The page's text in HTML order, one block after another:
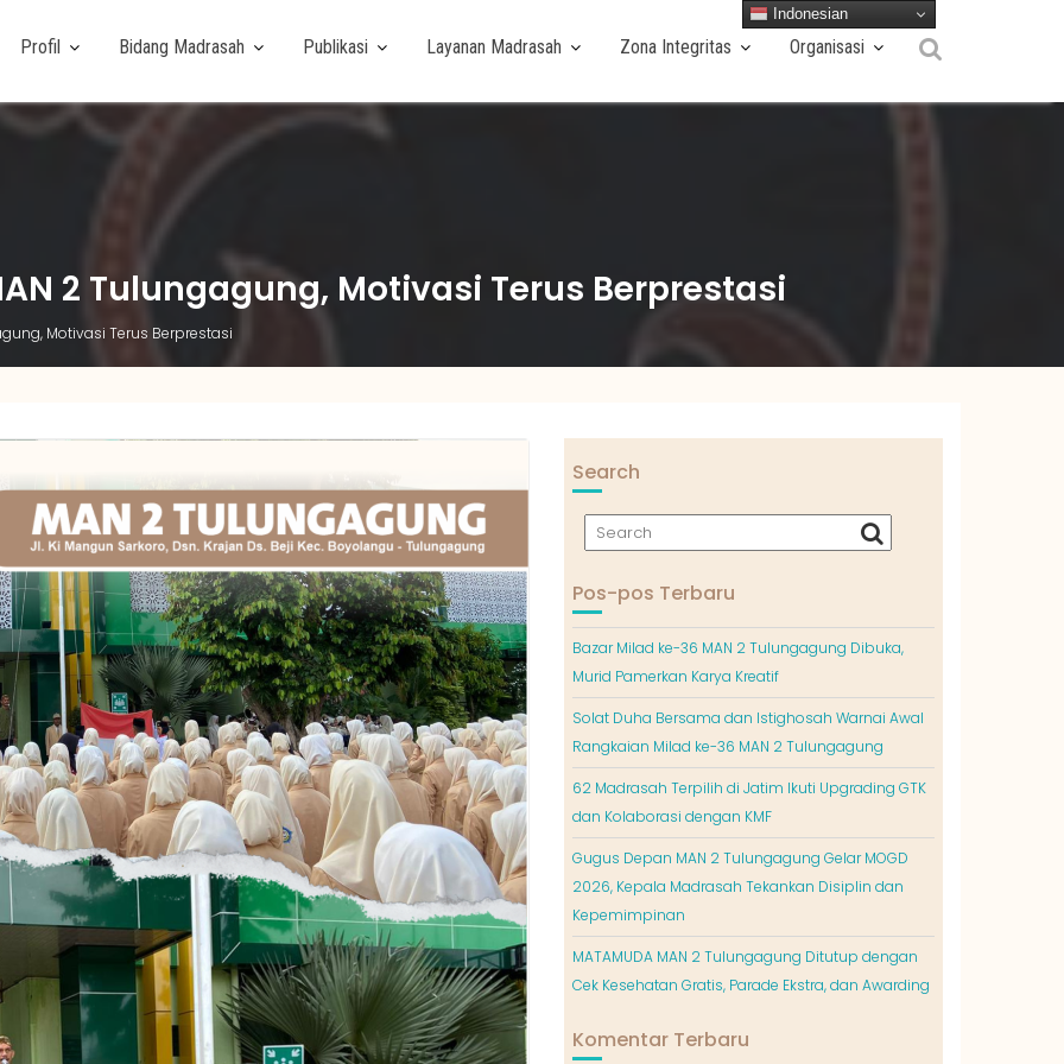
Profil Bidang Madrasah Publikasi Layanan Madrasah Zona Integritas Organisasi
2 Tulungagung, Motivasi Terus Berprestasi
Motivasi Terus Berprestasi
Search
Pos-pos Terbaru
Bazar Milad ke-36 MAN 2 Tulungagung Dibuka,
Murid Pamerkan Karya Kreatif
Solat Duha Bersama dan Istighosah Warnai Awal
Rangkaian Milad ke-36 MAN 2 Tulungagung
62 Madrasah Terpilih di Jatim Ikuti Upgrading GTK
dan Kolaborasi dengan KMF
Gugus Depan MAN 2 Tulungagung Gelar MOGD
2026, Kepala Madrasah Tekankan Disiplin dan
Kepemimpinan
MATAMUDA MAN 2 Tulungagung Ditutup dengan
Cek Kesehatan Gratis, Parade Ekstra, dan Awarding
Komentar Terbaru
Indonesian